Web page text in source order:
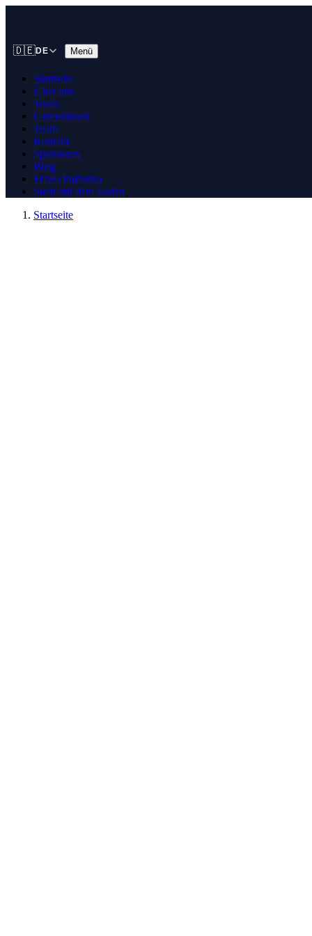
🇩🇪DE Menü
Startseite
Über uns
Tools
Unterstützen
Team
Kontakt
Sponsoren
Blog
Freies Palästina
Steht mit dem Sudan
Startseite